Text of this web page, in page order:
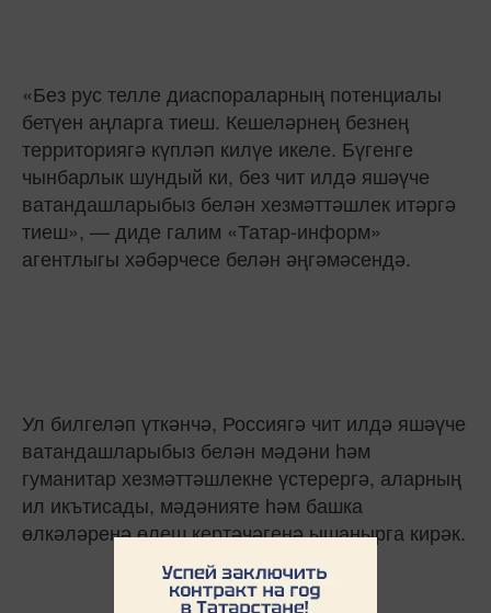
«Без рус телле диаспораларның потенциалы
бетүен аңларга тиеш. Кешеләрнең безнең
территориягә күпләп килүе икеле. Бүгенге
чынбарлык шундый ки, без чит илдә яшәүче
ватандашларыбыз белән хезмәттәшлек итәргә
тиеш», — диде галим «Татар-информ»
агентлыгы хәбәрчесе белән әңгәмәсендә.
Ул билгеләп үткәнчә, Россиягә чит илдә яшәүче
ватандашларыбыз белән мәдәни һәм
гуманитар хезмәттәшлекне үстерергә, аларның
ил икътисады, мәдәнияте һәм башка
өлкәләренә өлеш кертәчәгенә ышанырга кирәк.